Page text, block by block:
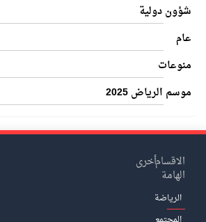
شؤون دولية
عام
منوعات
موسم الرياض 2025
الاقسام
الهامة
الرياضة
أخرى